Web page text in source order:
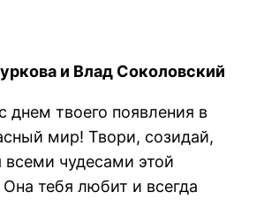
и Влад Соколовский
твоего появления в
мир! Твори, созидай,
всеми чудесами этой
тебя любит и всегда